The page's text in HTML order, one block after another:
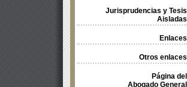
Jurisprudencias y Tesis
Aisladas
Enlaces
Otros enlaces
Página del
Abogado General